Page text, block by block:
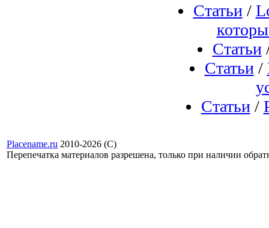
Статьи/
Статьи
Статьи/
Статьи/
Placename.ru 2010-2026 (С)
Перепечатка материалов разрешена, только при наличии